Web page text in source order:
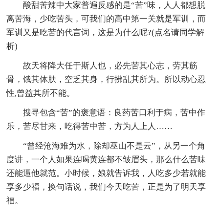
酸甜苦辣中大家普遍反感的是“苦”味，人人都想脱
离苦海，少吃苦头，可我们的高中第一关就是军训，而
军训又是吃苦的代言词，这是为什么呢?(点名请同学解
析)
故天将降大任于斯人也，必先苦其心志，劳其筋
骨，饿其体肤，空乏其身，行拂乱其所为。所以动心忍
性,曾益其所不能。
搜寻包含“苦”的褒意语：良药苦口利于病，苦中作
乐，苦尽甘来，吃得苦中苦，方为人上人……
“曾经沧海难为水，除却巫山不是云”，从另一个角
度讲，一个人如果连喝黄连都不皱眉头，那么什么苦味
还能逼他就范。小时候，娘就告诉我，人吃多少若就能
享多少福，换句话说，我们今天吃苦，正是为了明天享
福。